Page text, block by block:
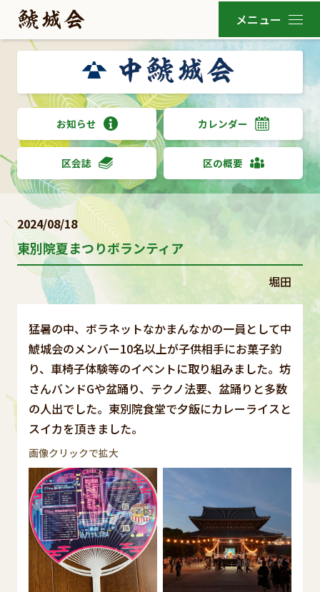
お知らせ カレンダー
区会誌 区の概要
2024/08/18
東別院夏まつりボランティア
堀田
猛暑の中、ボラネットなかまんなかの一員として中
鯱城会のメンバー10名以上が子供相手にお菓子釣
り、車椅子体験等のイベントに取り組みました。坊
さんバンドGや盆踊り、テクノ法要、盆踊りと多数
の人出でした。東別院食堂で夕飯にカレーライスと
スイカを頂きました。
画像クリックで拡大